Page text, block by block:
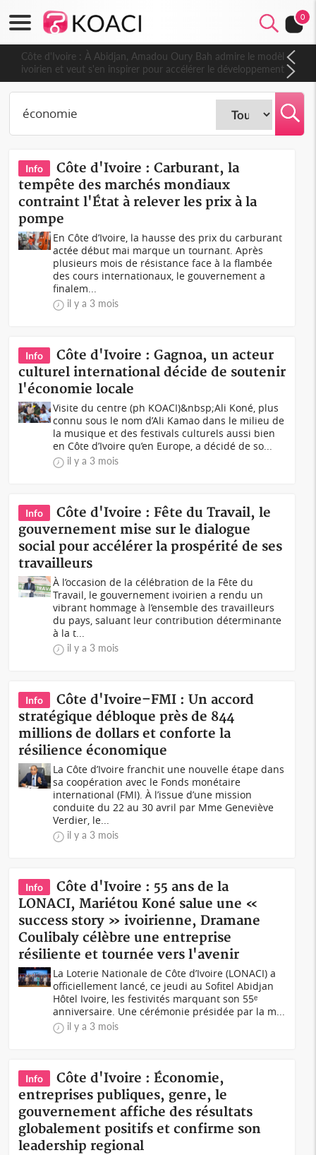
0
Côte d'Ivoire : À Abidjan, Amadou Oury Bah admire le modèle
ivoirien et veut s'en inspirer pour accélérer le développement
de la Guinée
Info
Côte d'Ivoire : Carburant, la
tempête des marchés mondiaux
contraint l'État à relever les prix à la
pompe
En Côte d’Ivoire, la hausse des prix du carburant
actée début mai marque un tournant. Après
plusieurs mois de résistance face à la flambée
des cours internationaux, le gouvernement a
finalem...
il y a 3 mois
Info
Côte d'Ivoire : Gagnoa, un acteur
culturel international décide de soutenir
l'économie locale
Visite du centre (ph KOACI)&nbsp;Ali Koné, plus
connu sous le nom d’Ali Kamao dans le milieu de
la musique et des festivals culturels aussi bien
en Côte d’Ivoire qu’en Europe, a décidé de so...
il y a 3 mois
Info
Côte d'Ivoire : Fête du Travail, le
gouvernement mise sur le dialogue
social pour accélérer la prospérité de ses
travailleurs
À l’occasion de la célébration de la Fête du
Travail, le gouvernement ivoirien a rendu un
vibrant hommage à l’ensemble des travailleurs
du pays, saluant leur contribution déterminante
à la t...
il y a 3 mois
Info
Côte d'Ivoire–FMI : Un accord
stratégique débloque près de 844
millions de dollars et conforte la
résilience économique
La Côte d’Ivoire franchit une nouvelle étape dans
sa coopération avec le Fonds monétaire
international (FMI). À l’issue d’une mission
conduite du 22 au 30 avril par Mme Geneviève
Verdier, le...
il y a 3 mois
Info
Côte d'Ivoire : 55 ans de la
LONACI, Mariétou Koné salue une «
success story » ivoirienne, Dramane
Coulibaly célèbre une entreprise
résiliente et tournée vers l'avenir
La Loterie Nationale de Côte d’Ivoire (LONACI) a
officiellement lancé, ce jeudi au Sofitel Abidjan
Hôtel Ivoire, les festivités marquant son 55ᵉ
anniversaire. Une cérémonie présidée par la m...
il y a 3 mois
Info
Côte d'Ivoire : Économie,
entreprises publiques, genre, le
gouvernement affiche des résultats
globalement positifs et confirme son
leadership regional